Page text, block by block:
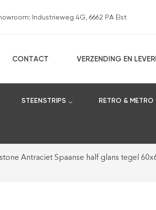
Industrieweg 4G, 6662 PA Elst
CONTACT VERZENDING EN
STEENSTRIPS RETRO & METRO
Antraciet Spaanse half glans tegel